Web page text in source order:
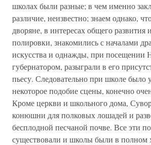
школах были разные; в чем именно
различие, неизвестно; знаем однако,
дворяне, в интересах общего развития
полировки, знакомились с началами
искусства и однажды, при посещении
губернатором, разыграли в его
пьесу. Следовательно при школе было
некоторое подобие сцены, конечно
Кроме церкви и школьного дома,
конюшни для полковых лошадей и
бесплодной песчаной почве. Все эти
существовали и школы были в полном